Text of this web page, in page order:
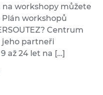
na workshopy můžete
workshopů
Centrum
jeho partneři
až 24 let na […]